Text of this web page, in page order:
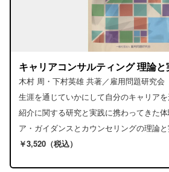
キャリアコンサルティング 理論と
木村 周・下村英雄 共著／雇用問題研究会
生涯を通じていかにして自分のキャリア
紹介に関する研究と実践に携わってきた
ア・ガイダンスとカウンセリングの理論と
￥3,520（税込）